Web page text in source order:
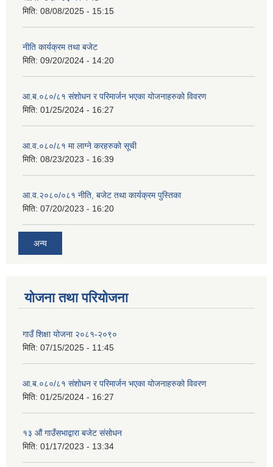
मिति: 08/08/2025 - 15:15
नीति कार्यक्रम तथा बजेट
मिति: 09/20/2024 - 14:20
आ.ब.०८०/८१ संशोधन र परिमार्जन भएका योजनाहरुको विवरण
मिति: 01/25/2024 - 16:27
आ.व.०८०/८१ मा लाग्ने करहरुको सूची
मिति: 08/23/2023 - 16:39
आ.व.२०८०/०८१ नीति, बजेट तथा कार्यक्रम पुस्तिका
मिति: 07/20/2023 - 16:20
अन्य
योजना तथा परियोजना
गाउँ शिक्षा योजना २०८१-२०९०
मिति: 07/15/2025 - 11:45
आ.ब.०८०/८१ संशोधन र परिमार्जन भएका योजनाहरुको विवरण
मिति: 01/25/2024 - 16:27
१३ औं गाउँसभाद्वारा बजेट संसोधन
मिति: 01/17/2023 - 13:34